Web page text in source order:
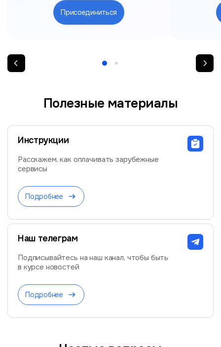
Присоединиться
Полезные материалы
Инструкции
Расскажем, как оплачивать зарубежные
сервисы
Подробнее
Наш телеграм
Подписывайтесь на наш канал, чтобы быть
в курсе новостей
Подробнее